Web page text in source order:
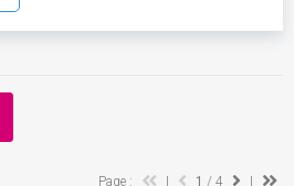
Page : 1 / 4